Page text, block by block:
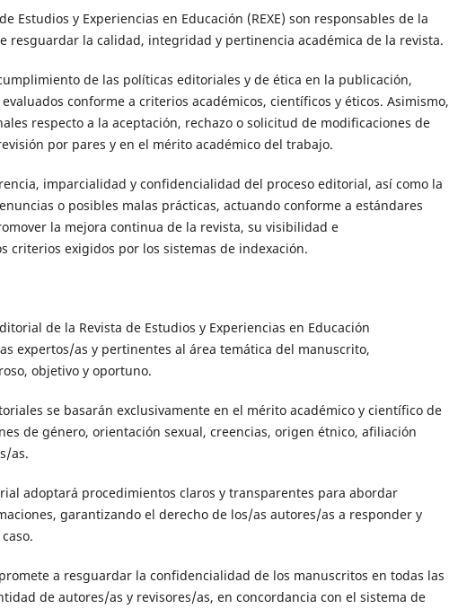
Estudios y Experiencias en Educación (REXE) son responsables de la
resguardar la calidad, integridad y pertinencia académica de la revista.
de las políticas editoriales y de ética en la publicación,
conforme a criterios académicos, científicos y éticos. Asimismo,
respecto a la aceptación, rechazo o solicitud de modificaciones de
por pares y en el mérito académico del trabajo.
imparcialidad y confidencialidad del proceso editorial, así como la
o posibles malas prácticas, actuando conforme a estándares
la mejora continua de la revista, su visibilidad e
criterios exigidos por los sistemas de indexación.
de la Revista de Estudios y Experiencias en Educación
expertos/as y pertinentes al área temática del manuscrito,
objetivo y oportuno.
se basarán exclusivamente en el mérito académico y científico de
de género, orientación sexual, creencias, origen étnico, afiliación
as.
adoptará procedimientos claros y transparentes para abordar
garantizando el derecho de los/as autores/as a responder y
a resguardar la confidencialidad de los manuscritos en todas las
de autores/as y revisores/as, en concordancia con el sistema de